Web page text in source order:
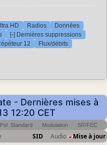
HD Radios
Données
[-] Dernières suppressions
12 Flux/débits
- Dernières mises à
12:20 CET
Pol Standard Modulation SR/FEC
SID Audio Mise à jour